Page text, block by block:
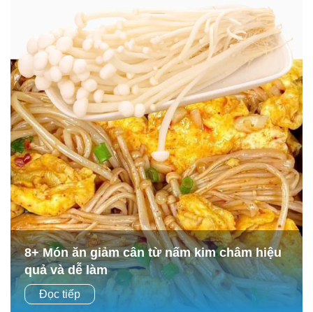
8+ Món ăn giảm cân từ nấm kim châm hiệu
quả và dễ làm
Trên hành trình lấy lại vóc dáng lý tưởng, việc lựa chọn
thực phẩm không chỉ cần ngon miệng mà còn phải hỗ trợ
Đọc tiếp